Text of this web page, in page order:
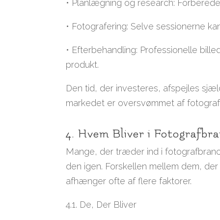
• Planlægning og research:
• Fotografering: Selve sessionerne
• Efterbehandling: Professionelle
produkt.
Den tid, der investeres, afspejles
markedet er oversvømmet af
4. Hvem Bliver i
Mange, der træder ind i
den igen. Forskellen mellem dem,
afhænger ofte af flere faktorer.
4.1. De, Der Bliver